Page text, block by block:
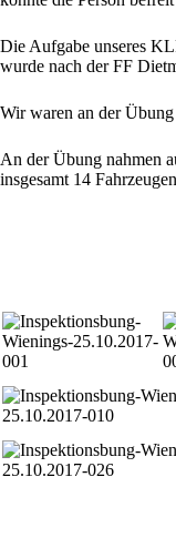
Die Aufgabe unseres
wurde nach der FF
Wir waren an der
An der Übung nahmen
insgesamt 14